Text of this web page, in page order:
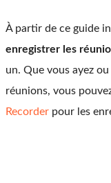
À partir de ce guide
enregistrer les
un. Que vous ayez
réunions, vous
Recorder pour les